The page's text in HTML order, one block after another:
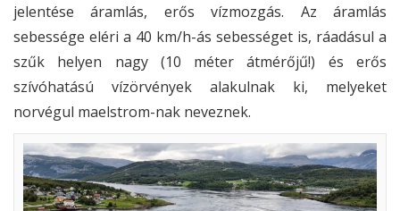
jelentése áramlás, erős vízmozgás. Az áramlás
sebessége eléri a 40 km/h-ás sebességet is, ráadásul a
szűk helyen nagy (10 méter átmérőjű!) és erős
szívóhatású vízörvények alakulnak ki, melyeket
norvégul maelstrom-nak neveznek.